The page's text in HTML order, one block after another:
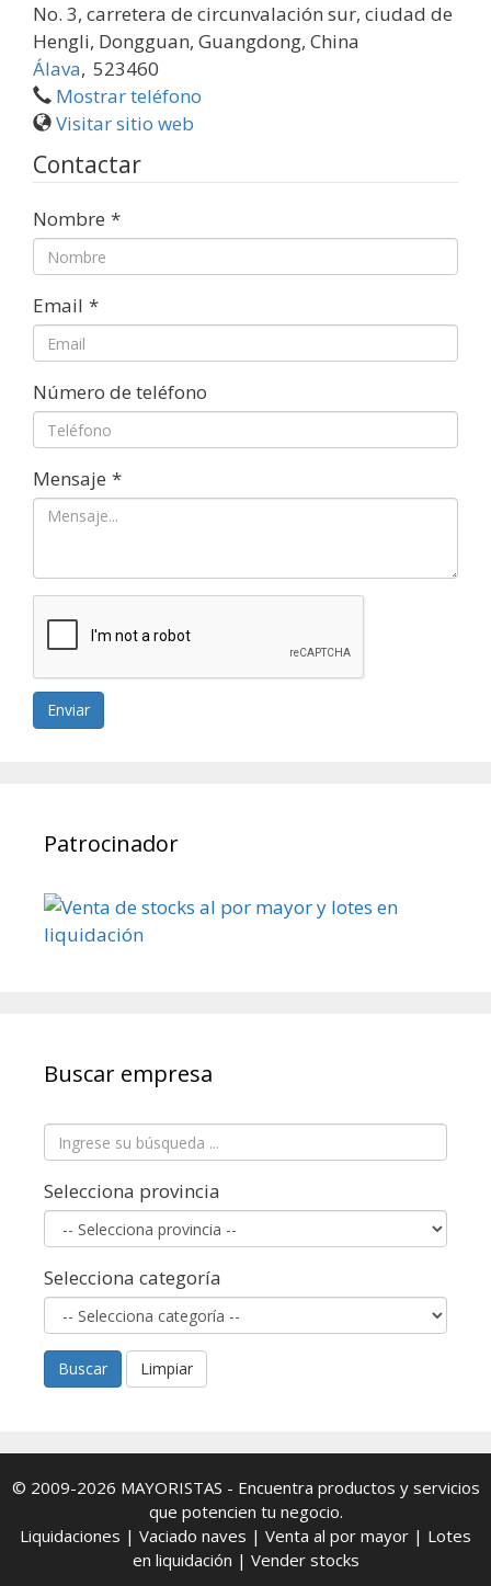
No. 3, carretera de circunvalación sur, ciudad de
Hengli, Dongguan, Guangdong, China
Álava, 523460
Mostrar teléfono
Visitar sitio web
Contactar
Nombre *
Email *
Número de teléfono
Mensaje *
Enviar
Patrocinador
Buscar empresa
Selecciona provincia
Selecciona categoría
Buscar Limpiar
© 2009-2026 MAYORISTAS - Encuentra productos y servicios
que potencien tu negocio.
Liquidaciones | Vaciado naves | Venta al por mayor | Lotes
en liquidación | Vender stocks